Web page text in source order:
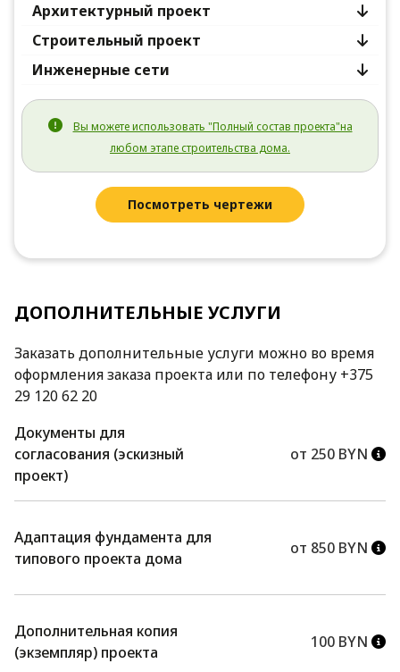
Архитектурный проект
Строительный проект
Инженерные сети
Вы можете использовать "Полный состав проекта"на
любом этапе строительства дома.
Посмотреть чертежи
ДОПОЛНИТЕЛЬНЫЕ УСЛУГИ
Заказать дополнительные услуги можно во время
оформления заказа проекта или по телефону +375
29 120 62 20
Документы для
согласования (эскизный
проект)
от 250 BYN
Адаптация фундамента для
типового проекта дома
от 850 BYN
Дополнительная копия
(экземпляр) проекта
100 BYN